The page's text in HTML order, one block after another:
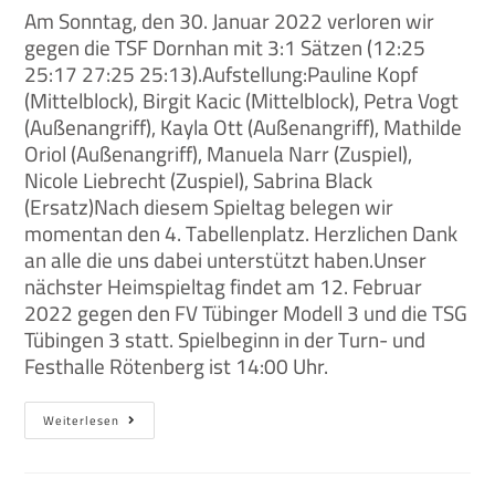
Am Sonntag, den 30. Januar 2022 verloren wir
gegen die TSF Dornhan mit 3:1 Sätzen (12:25
25:17 27:25 25:13).Aufstellung:Pauline Kopf
(Mittelblock), Birgit Kacic (Mittelblock), Petra Vogt
(Außenangriff), Kayla Ott (Außenangriff), Mathilde
Oriol (Außenangriff), Manuela Narr (Zuspiel),
Nicole Liebrecht (Zuspiel), Sabrina Black
(Ersatz)Nach diesem Spieltag belegen wir
momentan den 4. Tabellenplatz. Herzlichen Dank
an alle die uns dabei unterstützt haben.Unser
nächster Heimspieltag findet am 12. Februar
2022 gegen den FV Tübinger Modell 3 und die TSG
Tübingen 3 statt. Spielbeginn in der Turn- und
Festhalle Rötenberg ist 14:00 Uhr.
Weiterlesen